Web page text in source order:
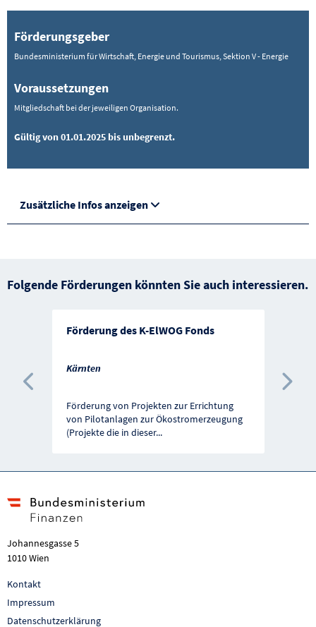
Förderungsgeber
Bundesministerium für Wirtschaft, Energie und Tourismus, Sektion V - Energie
Voraussetzungen
Mitgliedschaft bei der jeweiligen Organisation.
Gültig von 01.01.2025 bis unbegrenzt.
Zusätzliche Infos anzeigen
Folgende Förderungen könnten Sie auch interessieren.
Förderung des K-ElWOG Fonds
Kärnten
Förderung von Projekten zur Errichtung
von Pilotanlagen zur Ökostromerzeugung
(Projekte die in dieser...
Vorherige Förderung
Johannesgasse 5
1010 Wien
Kontakt
Impressum
Datenschutzerklärung